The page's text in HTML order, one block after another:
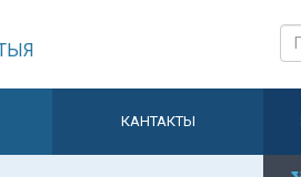
КАНТАКТЫ